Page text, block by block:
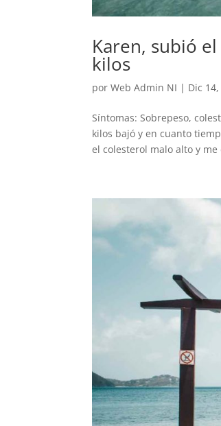
Karen, subió
kilos
porWeb Admin NI | Dic
Síntomas: Sobrepeso,
kilos bajó y en cuanto
el colesterol malo alto y me